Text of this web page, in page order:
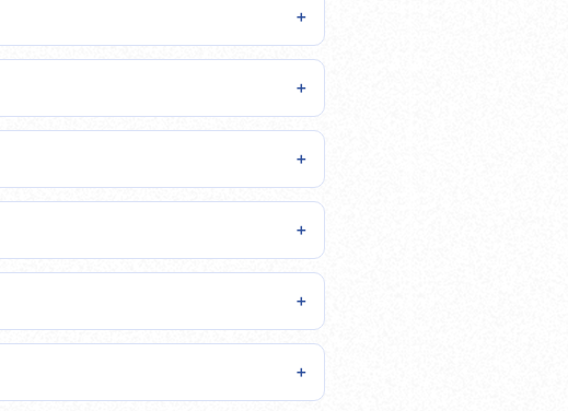
＋
＋
＋
＋
＋
＋